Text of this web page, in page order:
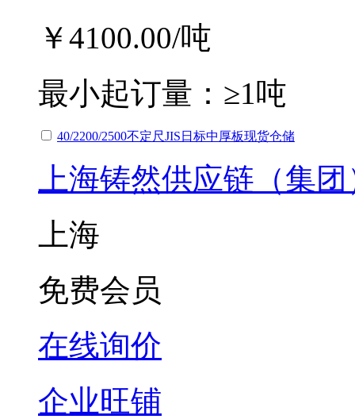
￥4100.00/吨
最小起订量： ≥1吨
40/2200/2500不定尺JIS日标中厚板现货仓储
上海铸然供应链（集
上海
免费会员
在线询价
企业旺铺